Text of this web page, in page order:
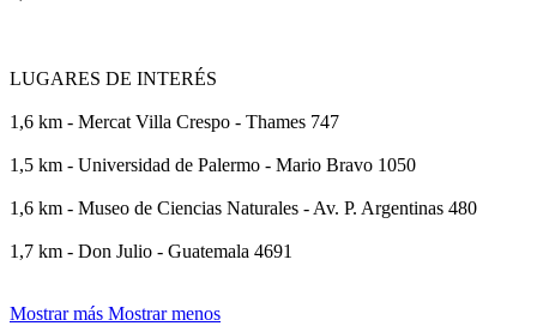
LUGARES DE INTERÉS
1,6 km - Mercat Villa Crespo - Thames 747
1,5 km - Universidad de Palermo - Mario Bravo 1050
1,6 km - Museo de Ciencias Naturales - Av. P. Argentinas 480
1,7 km - Don Julio - Guatemala 4691
Mostrar más Mostrar menos